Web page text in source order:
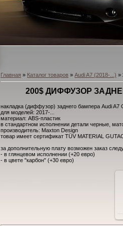
Главная » Каталог товаров » Audi A7 (2018-...) »
200$ ДИФФУЗОР
накладка (диффузор) заднего бампера Audi A7
для моделей: 2017-...
материал: ABS-пластик
в стандартном исполнении детали черные,
производитель: Maxton Design
товар имеет сертификат TÜV MATERIAL
за дополнительную плату возможен заказ
- в глянцевом исполнении (+20 евро)
- в цвете "карбон" (+30 евро)